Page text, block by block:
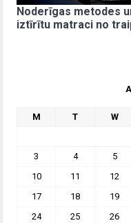
Noderīgas metodes
iztīrītu matraci no
M T W
3
4 5
10
11 12
17
18 19
24
25 26